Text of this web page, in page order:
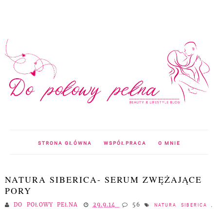
STRONA GŁÓWNA WSPÓŁPRACA O MNIE
NATURA SIBERICA- SERUM ZWĘŻAJĄCE
PORY
DO POŁOWY PEŁNA 29.9.14 56 NATURA SIBERICA